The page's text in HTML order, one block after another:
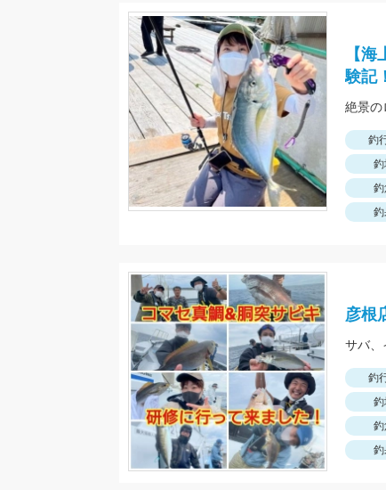
【
験記
絶景の
釣
釣
釣
釣
彦根
サバ、
釣
釣
釣
釣